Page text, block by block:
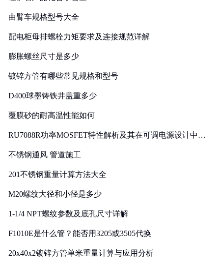
曲臂车规格型号大全
配电柜母排螺栓力矩要求及连接规范详解
膨胀螺丝尺寸是多少
镀锌方管有哪些常见规格和型号
D400球墨铸铁井盖重多少
覆膜砂的耐高温性能如何
RU7088R功率MOSFET特性解析及其在可调电源设计中的
不锈钢通风 管道施工
201不锈钢重量计算方法大全
M20螺纹大径和小径是多少
1-1/4 NPT螺纹参数及底孔尺寸详解
F1010E是什么管？能否用3205或3505代换
20x40x2镀锌方管单米重量计算与应用分析